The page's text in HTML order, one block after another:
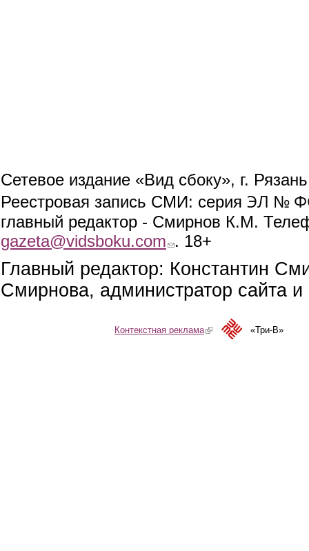
Сетевое издание «Вид сбоку», г.
Реестровая запись СМИ: серия ЭЛ №
главный редактор - Смирнов К.М.
gazeta@vidsboku.com (link sends e-mail)
. 18+
Главный редактор: Константин
Смирнова, администратор сайта
Контекстная реклама(link is external)«Три-В»